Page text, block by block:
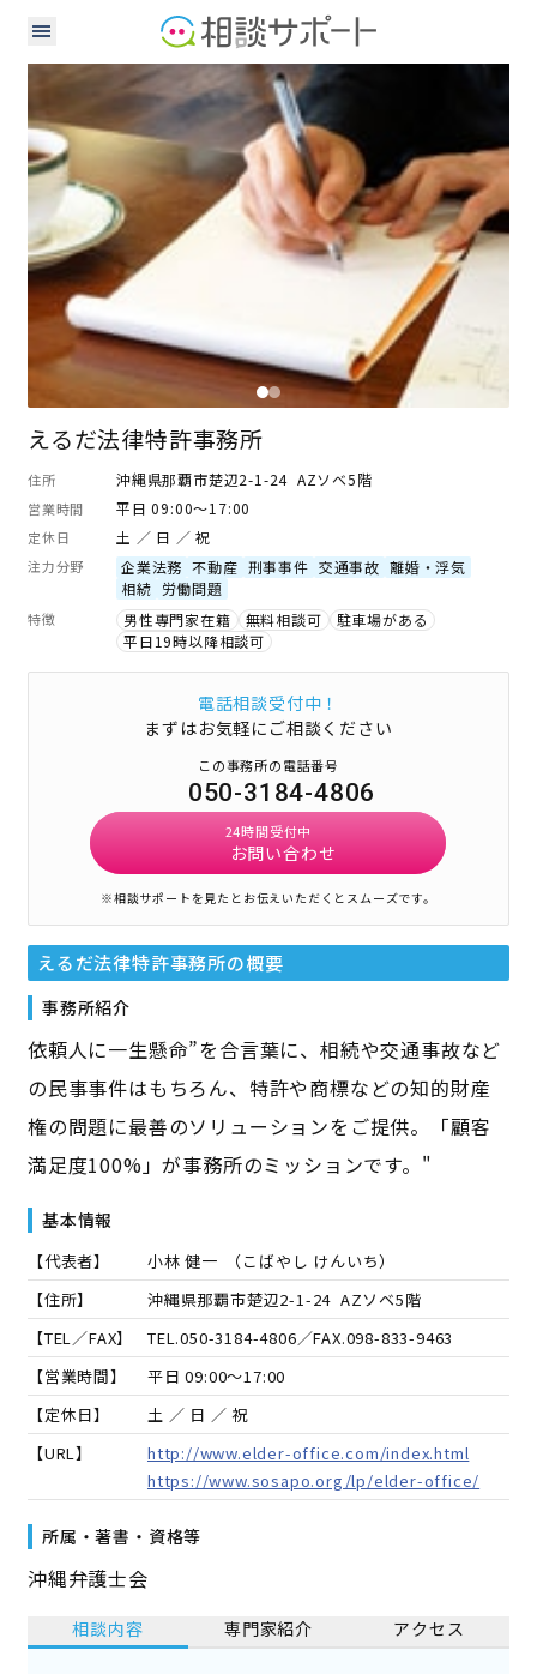
えるだ法律特許事務所
住所 沖縄県那覇市楚辺2-1-24 AZソベ5階
営業時間 平日 09:00～17:00
定休日 土 ／ 日 ／ 祝
注力分野 企業法務 不動産 刑事事件 交通事故 離婚・浮気
相続 労働問題
特徴 男性専門家在籍 無料相談可
駐車場がある
平日19時以降相談可
電話相談受付中！
まずはお気軽にご相談ください
この事務所の電話番号
050-3184-4806
24時間受付中
お問い合わせ
※相談サポートを見たとお伝えいただくとスムーズです。
えるだ法律特許事務所の概要
事務所紹介
依頼人に一生懸命”を合言葉に、相続や交通事故など
の民事事件はもちろん、特許や商標などの知的財産
権の問題に最善のソリューションをご提供。「顧客
満足度100%」が事務所のミッションです。"
基本情報
【代表者】 小林 健一 （こばやし けんいち）
【住所】
沖縄県那覇市楚辺2-1-24 AZソベ5階
【TEL／FAX】
TEL.050-3184-4806／FAX.098-833-9463
【営業時間】
平日 09:00～17:00
【定休日】
土 ／ 日 ／ 祝
【URL】
http://www.elder-office.com/index.html
https://www.sosapo.org/lp/elder-office/
所属・著書・資格等
沖縄弁護士会
相談内容 専門家紹介 アクセス